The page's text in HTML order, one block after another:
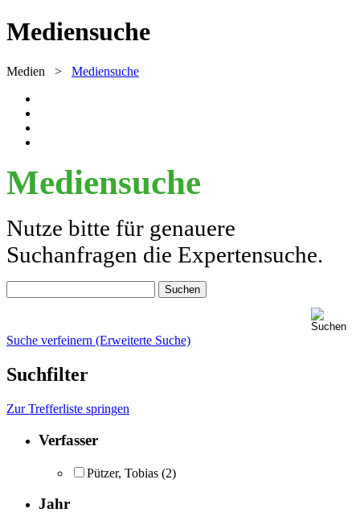
Mediensuche
Medien > Mediensuche
Mediensuche
Nutze bitte für genauere
Suchanfragen die Expertensuche.
Suche verfeinern (Erweiterte Suche)
Suchfilter
Zur Trefferliste springen
Verfasser
Pützer, Tobias (2)
Jahr